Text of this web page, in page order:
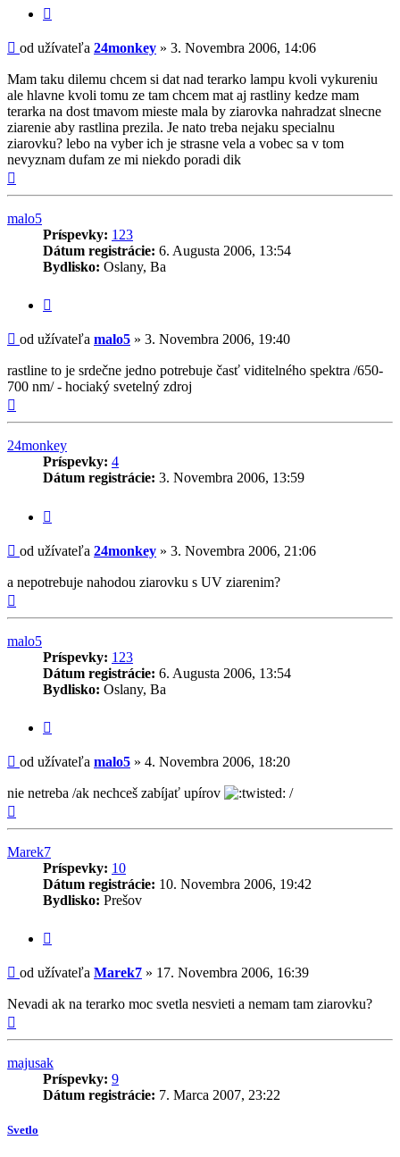
Príspevok
od užívateľa 24monkey » 3. Novembra 2006, 14:06
Mam taku dilemu chcem si dat nad terarko lampu kvoli vykureniu
ale hlavne kvoli tomu ze tam chcem mat aj rastliny kedze mam
terarka na dost tmavom mieste mala by ziarovka nahradzat slnecne
ziarenie aby rastlina prezila. Je nato treba nejaku specialnu
ziarovku? lebo na vyber ich je strasne vela a vobec sa v tom
nevyznam dufam ze mi niekdo poradi dik
malo5
Príspevky: 123
Dátum registrácie: 6. Augusta 2006, 13:54
Bydlisko: Oslany, Ba
Príspevok
od užívateľa malo5 » 3. Novembra 2006, 19:40
rastline to je srdečne jedno potrebuje časť viditelného spektra /650-
700 nm/ - hociaký svetelný zdroj
24monkey
Príspevky: 4
Dátum registrácie: 3. Novembra 2006, 13:59
Príspevok
od užívateľa 24monkey » 3. Novembra 2006, 21:06
a nepotrebuje nahodou ziarovku s UV ziarenim?
malo5
Príspevky: 123
Dátum registrácie: 6. Augusta 2006, 13:54
Bydlisko: Oslany, Ba
Príspevok
od užívateľa malo5 » 4. Novembra 2006, 18:20
nie netreba /ak nechceš zabíjať upírov
/
Marek7
Príspevky: 10
Dátum registrácie: 10. Novembra 2006, 19:42
Bydlisko: Prešov
Príspevok
od užívateľa Marek7 » 17. Novembra 2006, 16:39
Nevadi ak na terarko moc svetla nesvieti a nemam tam ziarovku?
majusak
Príspevky: 9
Dátum registrácie: 7. Marca 2007, 23:22
Svetlo